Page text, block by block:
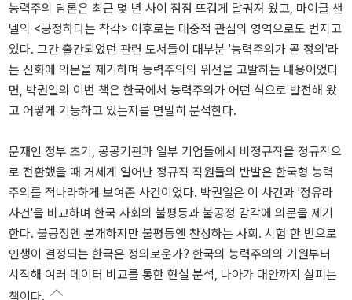
능력주의 담론은 최근 몇 년 사이 점점 뜨겁게 달궈져 왔고, 마이클 샌
델의 <공정하다는 착각> 이후로는 대중적 관심의 영역으로도 번지고
있다. 그간 출간되었던 관련 도서들이 대부분 '능력주의가 곧 정의'라
는 신화에 의문을 제기하며 능력주의의 위선을 고발하는 내용이었다
면, 박권일의 이번 책은 한국에서 능력주의가 어떤 식으로 발전해 왔
고 어떻게 기능하고 있는지를 면밀히 분석한다.
문재인 정부 초기, 공공기관과 일부 기업들에서 비정규직을 정규직으
로 전환했을 때 거세게 일어난 정규직 직원들의 반발은 한국형 능력
주의를 적나라하게 보여준 사건이었다. 박권일은 이 사건과 '정유라
사건'을 비교하며 한국 사회의 불평등과 불공정 감각에 의문을 제기
한다. 불공정엔 분개하지만 불평등엔 찬성하는 사회. 시험 한 번으로
인생이 결정되는 한국은 정의로운가? 한국의 능력주의의 기원부터
시작해 여러 데이터 비교를 통한 현실 분석, 나아가 대안까지 살피는
책이다.